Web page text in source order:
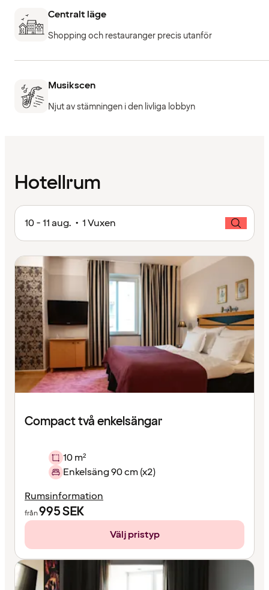
Centralt läge
Shopping och restauranger precis utanför
Musikscen
Njut av stämningen i den livliga lobbyn
Hotellrum
10 - 11 aug. • 1 Vuxen
Compact två enkelsängar
10 m²
Enkelsäng 90 cm (x2)
Rumsinformation
från995SEK
Välj pristyp